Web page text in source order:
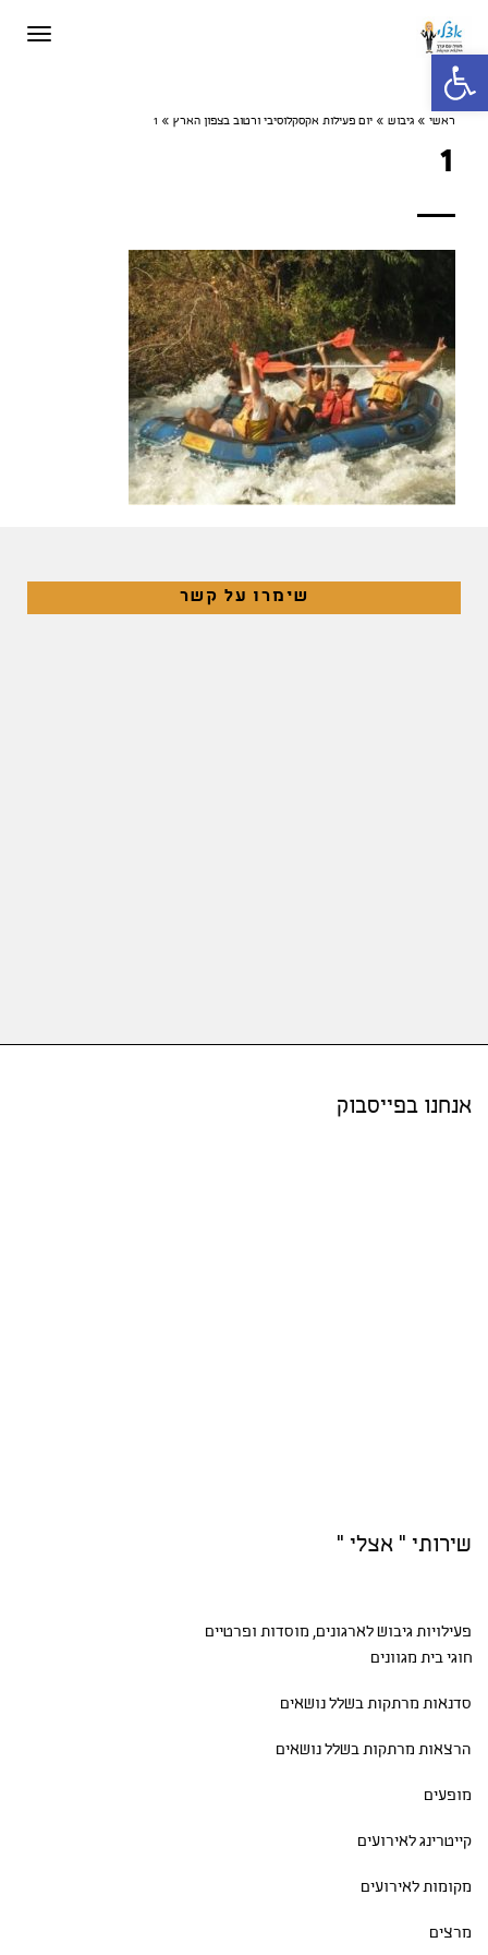
פתח סרגל נגישות
ראשי » גיבוש » יום פעילות אקסקלוסיבי ורטוב בצפון הארץ »
1
1
שימרו על קשר
אנחנו בפייסבוק
שירותי " אצלי "
פעילויות גיבושלארגונים, מוסדות ופרטיים
חוגי בית מגוונים
סדנאות מרתקות בשלל נושאים
הרצאות מרתקות בשלל נושאים
מופעים
קייטרינג לאירועים
מקומות לאירועים
מרצים